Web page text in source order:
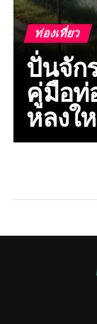
ท่องเที่ยว
ปั่นจัก
คู่มือท่
หลงใ